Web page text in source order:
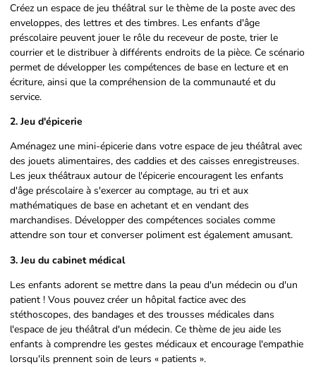
Créez un espace de jeu théâtral sur le thème de la poste avec des
enveloppes, des lettres et des timbres. Les enfants d'âge
préscolaire peuvent jouer le rôle du receveur de poste, trier le
courrier et le distribuer à différents endroits de la pièce. Ce scénario
permet de développer les compétences de base en lecture et en
écriture, ainsi que la compréhension de la communauté et du
service.
2. Jeu d'épicerie
Aménagez une mini-épicerie dans votre espace de jeu théâtral avec
des jouets alimentaires, des caddies et des caisses enregistreuses.
Les jeux théâtraux autour de l'épicerie encouragent les enfants
d'âge préscolaire à s'exercer au comptage, au tri et aux
mathématiques de base en achetant et en vendant des
marchandises. Développer des compétences sociales comme
attendre son tour et converser poliment est également amusant.
3. Jeu du cabinet médical
Les enfants adorent se mettre dans la peau d'un médecin ou d'un
patient ! Vous pouvez créer un hôpital factice avec des
stéthoscopes, des bandages et des trousses médicales dans
l'espace de jeu théâtral d'un médecin. Ce thème de jeu aide les
enfants à comprendre les gestes médicaux et encourage l'empathie
lorsqu'ils prennent soin de leurs « patients ».